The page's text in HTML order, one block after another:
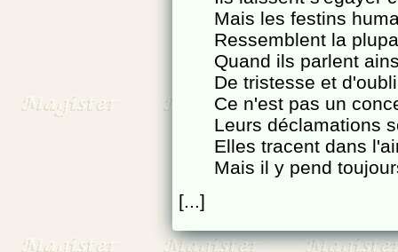
Mais les festins
Ressemblent la
Quand ils parlent
De tristesse et
Ce n'est pas un
Leurs déclamations
Elles tracent dans
Mais il y pend
[...]